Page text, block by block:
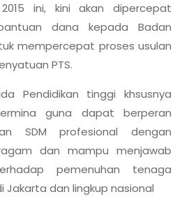
ini, kini akan dipercepat
dana kepada Badan
mempercepat proses usulan
PTS.
Pendidikan tinggi khsusnya
guna dapat berperan
SDM profesional dengan
dan mampu menjawab
pemenuhan tenaga
Jakarta dan lingkup nasional